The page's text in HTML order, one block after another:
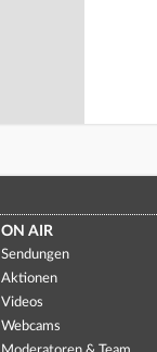
ON AIR
Sendungen
Aktionen
Videos
Webcams